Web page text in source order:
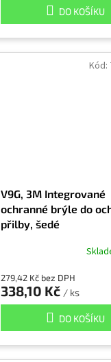
DO KOŠÍKU
V9G, 3M Integrované
ochranné brýle do
přilby, šedé
279,42 Kč bez DPH
338,10 Kč / ks
DO KOŠÍKU
Kód: